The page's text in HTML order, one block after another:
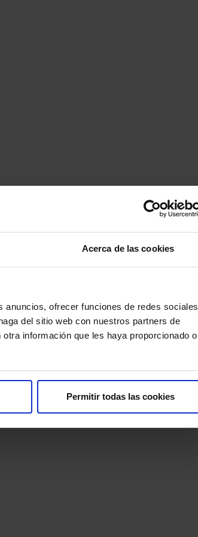
Acerca de las cookies
ofrecer funciones de redes sociales
del sitio web con nuestros partners de
información que les haya proporcionado o
Permitir todas las cookies